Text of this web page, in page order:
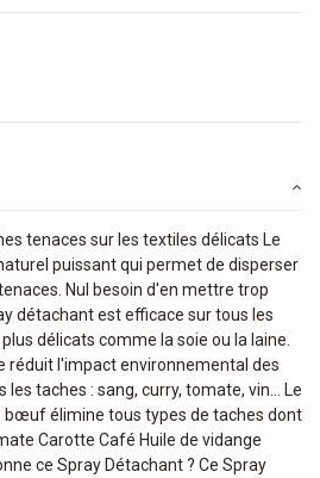
tenaces sur les textiles délicats Le
puissant qui permet de disperser
Nul besoin d'en mettre trop
détachant est efficace sur tous les
délicats comme la soie ou la laine.
réduit l'impact environnemental des
taches : sang, curry, tomate, vin... Le
bœuf élimine tous types de taches dont
Carotte Café Huile de vidange
ce Spray Détachant ? Ce Spray